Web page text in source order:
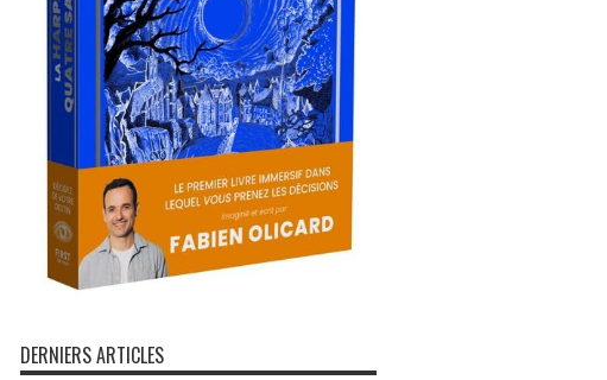
DERNIERS ARTICLES